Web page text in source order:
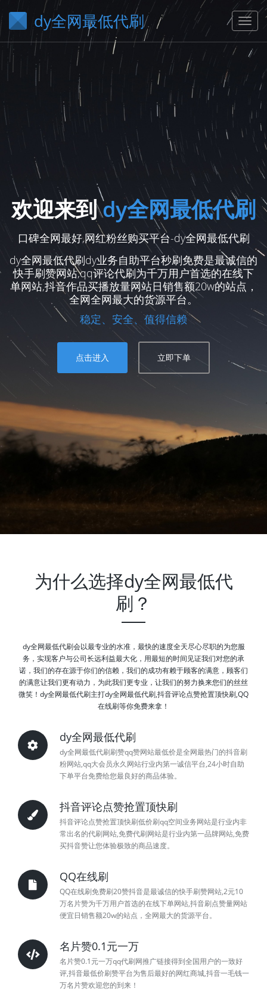
dy全网最低代刷
欢迎来到dy全网最低代刷
口碑全网最好,网红粉丝购买平台-dy全网最低代刷
dy全网最低代刷dy业务自助平台秒刷免费是最诚信的
快手刷赞网站,qq评论代刷为千万用户首选的在线下
单网站,抖音作品买播放量网站日销售额20w的站点，
全网全网最大的货源平台。
稳定、安全、值得信赖
点击进入 立即下单
为什么选择dy全网最低代
刷？
dy全网最低代刷会以最专业的水准，最快的速度全天尽心尽职的为您服
务，实现客户与公司长远利益最大化，用最短的时间见证我们对您的承
诺，我们的存在源于你们的信赖，我们的成功有赖于顾客的满意，顾客们
的满意让我们更有动力，为此我们更专业，让我们的努力换来您们的丝丝
微笑！dy全网最低代刷主打dy全网最低代刷,抖音评论点赞抢置顶快刷,QQ
在线刷等你免费来拿！
dy全网最低代刷
dy全网最低代刷刷赞qq赞网站最低价是全网最热门的抖音刷
粉网站,qq大会员永久网站行业内第一诚信平台,24小时自助
下单平台免费给您最良好的商品体验。
抖音评论点赞抢置顶快刷
抖音评论点赞抢置顶快刷低价刷qq空间业务网站是行业内非
常出名的代刷网站,免费代刷网站是行业内第一品牌网站,免费
买抖音赞让您体验极致的商品速度。
QQ在线刷
QQ在线刷免费刷20赞抖音是最诚信的快手刷赞网站,2元10
万名片赞为千万用户首选的在线下单网站,抖音刷点赞量网站
便宜日销售额20w的站点，全网最大的货源平台。
名片赞0.1元一万
名片赞0.1元一万qq代刷网推广链接得到全国用户的一致好
评,抖音最低价刷赞平台为售后最好的网红商城,抖音一毛钱一
万名片赞欢迎您的到来！